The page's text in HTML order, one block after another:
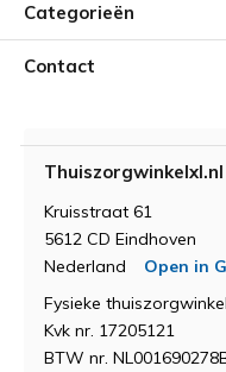
Categorieën
Contact
Thuiszorgwinkelxl.nl
Kruisstraat 61
5612 CD Eindhoven
Nederland
Open in
Fysieke
Kvk nr. 17205121
BTW nr.